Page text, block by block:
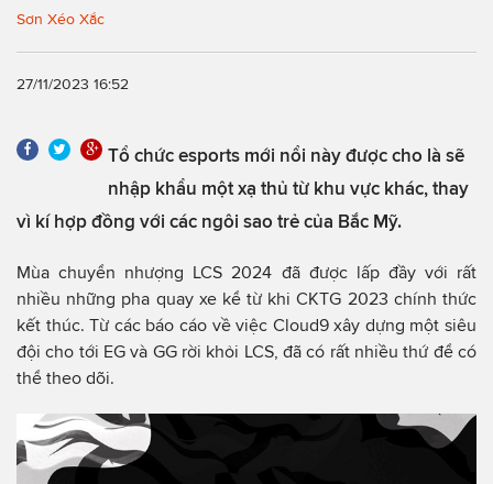
Sơn Xéo Xắc
27/11/2023 16:52
Tổ chức esports mới nổi này được cho là sẽ
nhập khẩu một xạ thủ từ khu vực khác, thay
vì kí hợp đồng với các ngôi sao trẻ của Bắc Mỹ.
Mùa chuyển nhượng LCS 2024 đã được lấp đầy với rất
nhiều những pha quay xe kể từ khi CKTG 2023 chính thức
kết thúc. Từ các báo cáo về việc Cloud9 xây dựng một siêu
đội cho tới EG và GG rời khỏi LCS, đã có rất nhiều thứ để có
thể theo dõi.